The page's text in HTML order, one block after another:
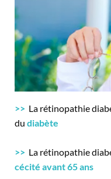
>> La rétinopathie
du diabète
>> La rétinopathie
cécité avant 65 ans